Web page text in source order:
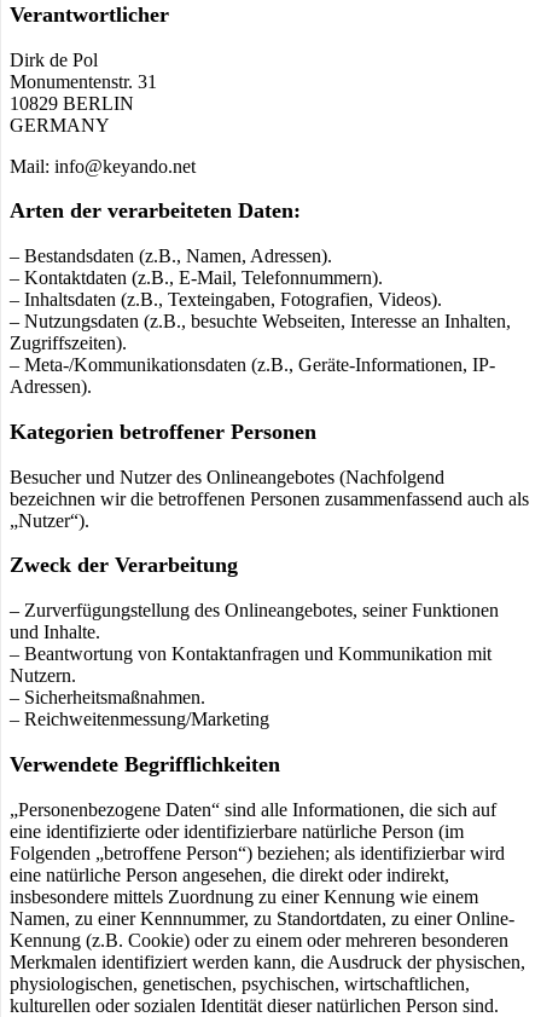
Verantwortlicher
Dirk de Pol
Monumentenstr. 31
10829 BERLIN
GERMANY
Mail: info@keyando.net
Arten der verarbeiteten Daten:
– Bestandsdaten (z.B., Namen, Adressen).
– Kontaktdaten (z.B., E-Mail, Telefonnummern).
– Inhaltsdaten (z.B., Texteingaben, Fotografien, Videos).
– Nutzungsdaten (z.B., besuchte Webseiten, Interesse an Inhalten,
Zugriffszeiten).
– Meta-/Kommunikationsdaten (z.B., Geräte-Informationen, IP-
Adressen).
Kategorien betroffener Personen
Besucher und Nutzer des Onlineangebotes (Nachfolgend
bezeichnen wir die betroffenen Personen zusammenfassend auch als
„Nutzer“).
Zweck der Verarbeitung
– Zurverfügungstellung des Onlineangebotes, seiner Funktionen
und Inhalte.
– Beantwortung von Kontaktanfragen und Kommunikation mit
Nutzern.
– Sicherheitsmaßnahmen.
– Reichweitenmessung/Marketing
Verwendete Begrifflichkeiten
„Personenbezogene Daten“ sind alle Informationen, die sich auf
eine identifizierte oder identifizierbare natürliche Person (im
Folgenden „betroffene Person“) beziehen; als identifizierbar wird
eine natürliche Person angesehen, die direkt oder indirekt,
insbesondere mittels Zuordnung zu einer Kennung wie einem
Namen, zu einer Kennnummer, zu Standortdaten, zu einer Online-
Kennung (z.B. Cookie) oder zu einem oder mehreren besonderen
Merkmalen identifiziert werden kann, die Ausdruck der physischen,
physiologischen, genetischen, psychischen, wirtschaftlichen,
kulturellen oder sozialen Identität dieser natürlichen Person sind.